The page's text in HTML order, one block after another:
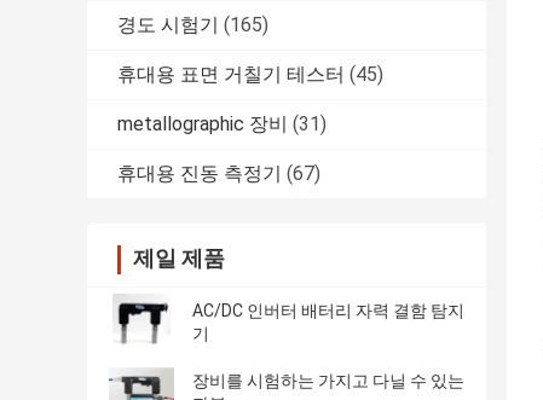
경도 시험기 (165)
휴대용 표면 거칠기 테스터 (45)
metallographic 장비 (31)
휴대용 진동 측정기 (67)
제일 제품
AC/DC 인버터 배터리 자력 결함 탐지
기
장비를 시험하는 가지고 다닐 수 있는